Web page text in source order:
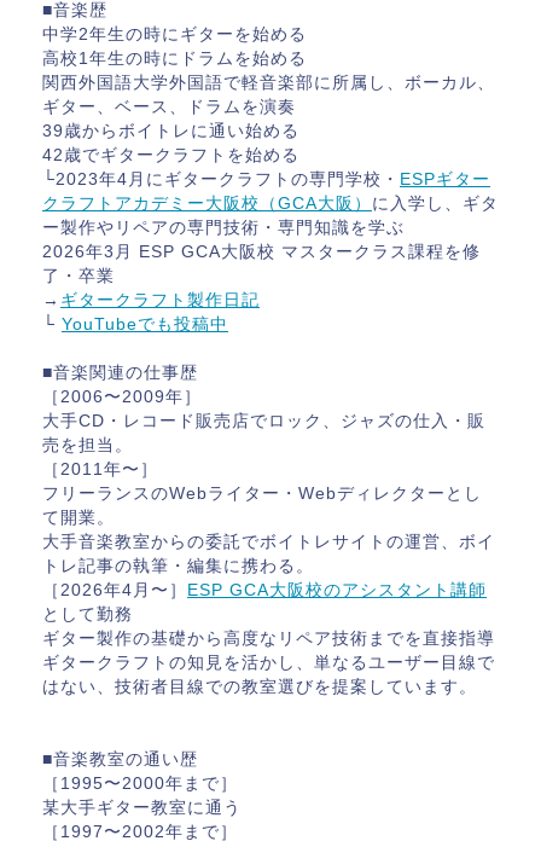
■音楽歴
中学2年生の時にギターを始める
高校1年生の時にドラムを始める
関西外国語大学外国語で軽音楽部に所属し、ボーカル、
ギター、ベース、ドラムを演奏
39歳からボイトレに通い始める
42歳でギタークラフトを始める
└2023年4月にギタークラフトの専門学校・ ESPギター
クラフトアカデミー大阪校（GCA大阪） に入学し、ギタ
ー製作やリペアの専門技術・専門知識を学ぶ
2026年3月 ESP GCA大阪校 マスタークラス課程を修
了・卒業
→ ギタークラフト製作日記
└ YouTubeでも投稿中
■音楽関連の仕事歴
［2006〜2009年］
大手CD・レコード販売店でロック、ジャズの仕入・販
売を担当。
［2011年〜］
フリーランスのWebライター・Webディレクターとし
て開業。
大手音楽教室からの委託でボイトレサイトの運営、ボイ
トレ記事の執筆・編集に携わる。
［2026年4月〜］
ESP GCA大阪校のアシスタント講師
として勤務
ギター製作の基礎から高度なリペア技術までを直接指導
ギタークラフトの知見を活かし、単なるユーザー目線で
はない、技術者目線での教室選びを提案しています。
■音楽教室の通い歴
［1995〜2000年まで］
某大手ギター教室に通う
［1997〜2002年まで］